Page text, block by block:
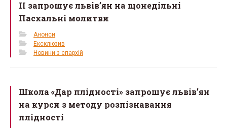
II запрошує львів’ян на щонедільні
Пасхальні молитви
Анонси
Ексклюзив
Новини з єпархій
Школа «Дар плідності» запрошує львів’ян
на курси з методу розпізнавання
плідності